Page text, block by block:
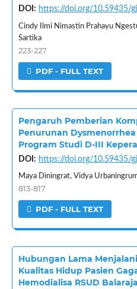
DOI: https://doi.org/10.59435/
Cindy Ilmi Nimastin Prahayu
Sartika
223-227
PDF - FULL TEXT
Pengaruh Pemberian
Penurunan Dysmenorrhea
Program Studi D-III
DOI: https://doi.org/10.59435/
Maya Diningrat, Vidya
813-817
PDF - FULL TEXT
Hubungan Lama
Kualitas Hidup Pasien
Hemodialisa RSUD